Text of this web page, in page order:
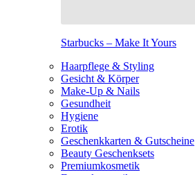
Starbucks – Make It Yours
Haarpflege & Styling
Gesicht & Körper
Make-Up & Nails
Gesundheit
Hygiene
Erotik
Geschenkkarten & Gutscheine
Beauty Geschenksets
Premiumkosmetik